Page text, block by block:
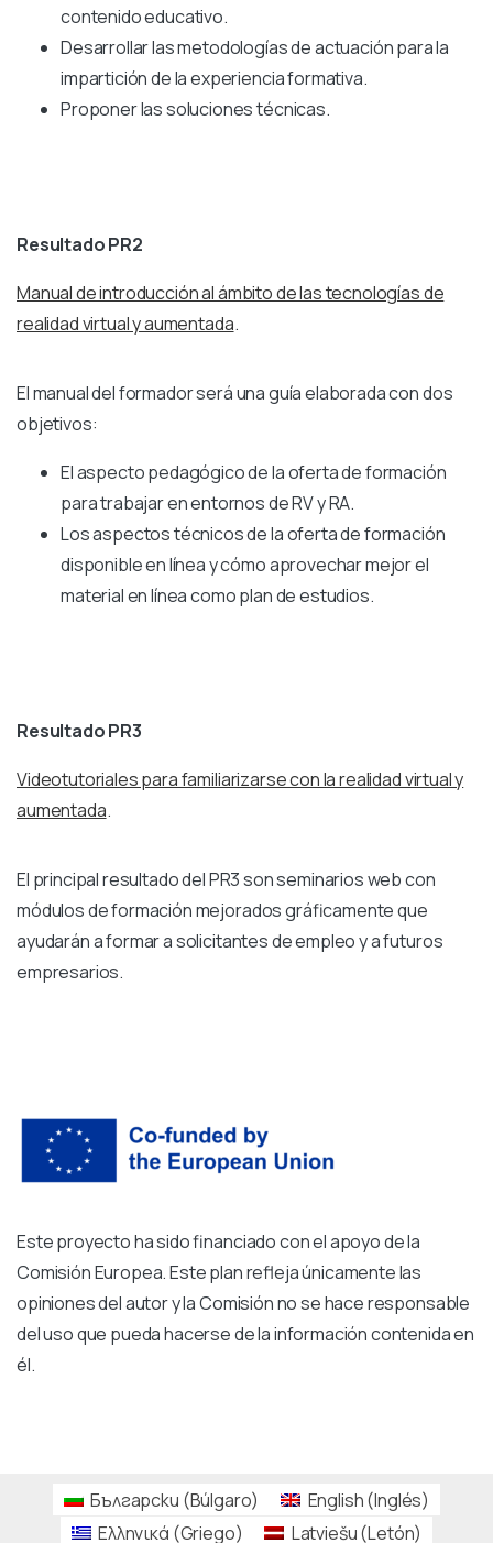
contenido educativo.
Desarrollar las metodologías de actuación para la
impartición de la experiencia formativa.
Proponer las soluciones técnicas.
Resultado PR2
Manual de introducción al ámbito de las tecnologías de
realidad virtual y aumentada.
El manual del formador será una guía elaborada con dos
objetivos:
El aspecto pedagógico de la oferta de formación
para trabajar en entornos de RV y RA.
Los aspectos técnicos de la oferta de formación
disponible en línea y cómo aprovechar mejor el
material en línea como plan de estudios.
Resultado PR3
Videotutoriales para familiarizarse con la realidad virtual y
aumentada.
El principal resultado del PR3 son seminarios web con
módulos de formación mejorados gráficamente que
ayudarán a formar a solicitantes de empleo y a futuros
empresarios.
Este proyecto ha sido financiado con el apoyo de la
Comisión Europea. Este plan refleja únicamente las
opiniones del autor y la Comisión no se hace responsable
del uso que pueda hacerse de la información contenida en
él.
Български (Búlgaro) English(Inglés)
Ελληνικά (Griego) Latviešu(Letón)